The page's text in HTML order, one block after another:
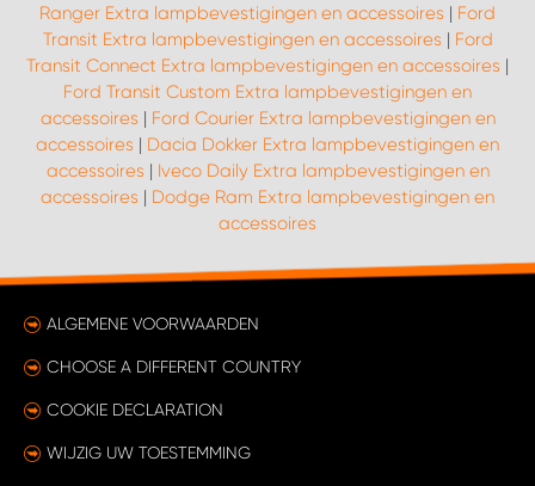
Ranger Extra lampbevestigingen en accessoires | Ford
Transit Extra lampbevestigingen en accessoires | Ford
Transit Connect Extra lampbevestigingen en accessoires |
Ford Transit Custom Extra lampbevestigingen en
accessoires | Ford Courier Extra lampbevestigingen en
accessoires | Dacia Dokker Extra lampbevestigingen en
accessoires | Iveco Daily Extra lampbevestigingen en
accessoires | Dodge Ram Extra lampbevestigingen en
accessoires
ALGEMENE VOORWAARDEN
CHOOSE A DIFFERENT COUNTRY
COOKIE DECLARATION
WIJZIG UW TOESTEMMING